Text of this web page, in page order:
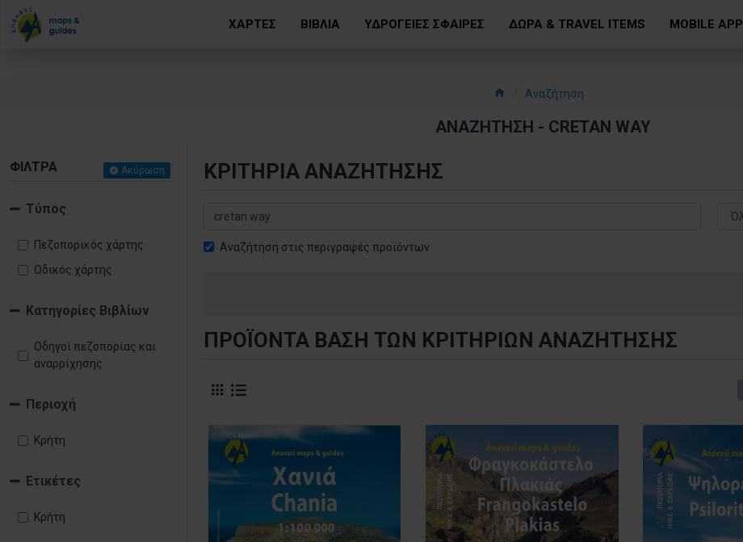
ΧΑΡΤΕΣ ΒΙΒΛΙΑ ΥΔΡΟΓΕΙΕΣ ΣΦΑΙΡΕΣ ΔΩΡΑ & TRAVEL ITEMS MOBILE APP
Αναζήτηση
ΑΝΑΖΉΤΗΣΗ - CRETAN WAY
ΦΊΛΤΡΑ Ακύρωση
Τύπος
Πεζοπορικός χάρτης
Οδικός χάρτης
Περιοχή
Κρήτη
Κατηγορίες Βιβλίων
Οδηγοί πεζοπορίας και
αναρρίχησης
Ετικέτες
Κρήτη
ΚΡΙΤΉΡΙΑ ΑΝΑΖΉΤΗΣΗΣ
Αναζήτηση στις περιγραφές προϊόντων
ΠΡΟΪΌΝΤΑ ΒΆΣΗ ΤΩΝ ΚΡΙΤΗΡΙΩΝ ΑΝΑΖΉΤΗΣΗΣ